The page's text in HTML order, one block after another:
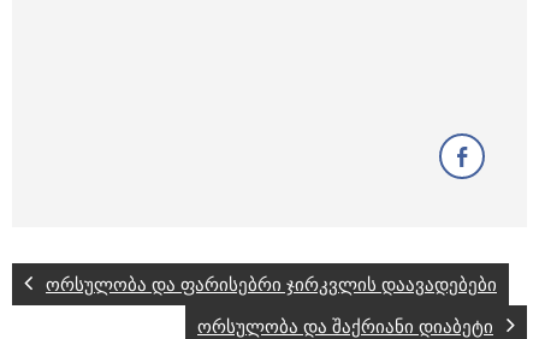
ორსულობა და ფარისებრი ჯირკვლის დაავადებები
ორსულობა და შაქრიანი დიაბეტი